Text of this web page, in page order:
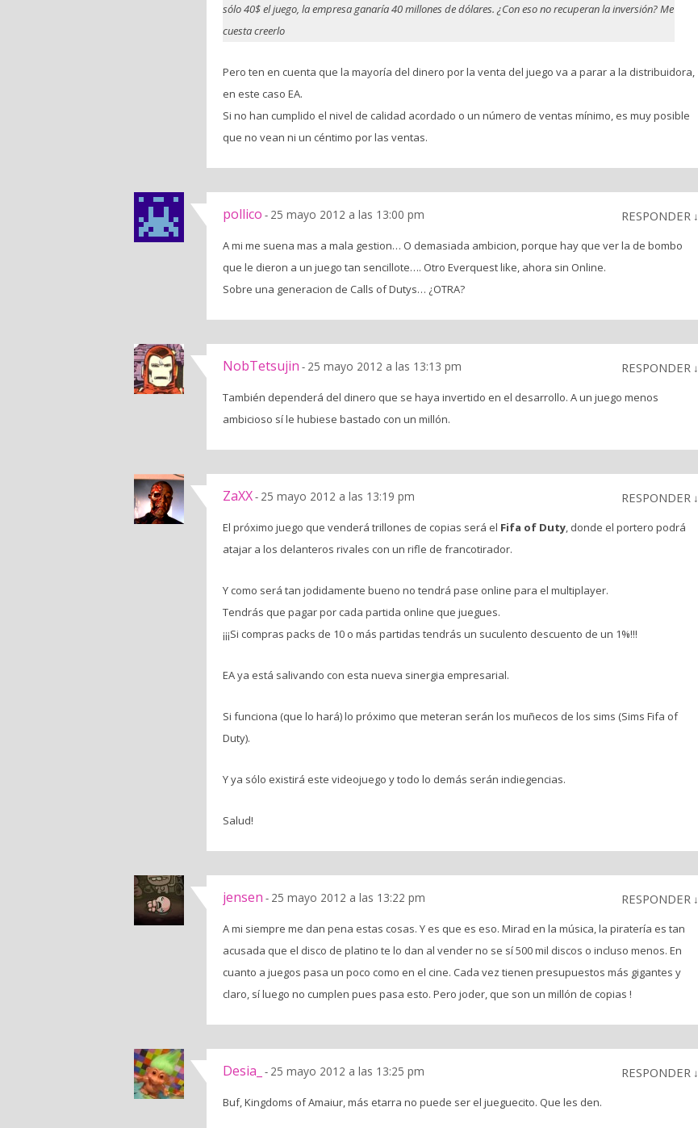
sólo 40$ el juego, la empresa ganaría 40 millones de dólares. ¿Con eso no recuperan la inversión? Me
cuesta creerlo
Pero ten en cuenta que la mayoría del dinero por la venta del juego va a parar a la distribuidora,
en este caso EA.
Si no han cumplido el nivel de calidad acordado o un número de ventas mínimo, es muy posible
que no vean ni un céntimo por las ventas.
pollico - 25 mayo 2012 a las 13:00 pm RESPONDER ↓
A mi me suena mas a mala gestion… O demasiada ambicion, porque hay que ver la de bombo
que le dieron a un juego tan sencillote…. Otro Everquest like, ahora sin Online.
Sobre una generacion de Calls of Dutys… ¿OTRA?
NobTetsujin - 25 mayo 2012 a las 13:13 pm RESPONDER ↓
También dependerá del dinero que se haya invertido en el desarrollo. A un juego menos
ambicioso sí le hubiese bastado con un millón.
ZaXX- 25 mayo 2012 a las 13:19 pm RESPONDER ↓
El próximo juego que venderá trillones de copias será el Fifa of Duty, donde el portero podrá
atajar a los delanteros rivales con un rifle de francotirador.
Y como será tan jodidamente bueno no tendrá pase online para el multiplayer.
Tendrás que pagar por cada partida online que juegues.
¡¡¡Si compras packs de 10 o más partidas tendrás un suculento descuento de un 1%!!!
EA ya está salivando con esta nueva sinergia empresarial.
Si funciona (que lo hará) lo próximo que meteran serán los muñecos de los sims (Sims Fifa of
Duty).
Y ya sólo existirá este videojuego y todo lo demás serán indiegencias.
Salud!
jensen - 25 mayo 2012 a las 13:22 pm RESPONDER ↓
A mi siempre me dan pena estas cosas. Y es que es eso. Mirad en la música, la piratería es tan
acusada que el disco de platino te lo dan al vender no se sí 500 mil discos o incluso menos. En
cuanto a juegos pasa un poco como en el cine. Cada vez tienen presupuestos más gigantes y
claro, sí luego no cumplen pues pasa esto. Pero joder, que son un millón de copias !
Desia_ - 25 mayo 2012 a las 13:25 pm RESPONDER ↓
Buf, Kingdoms of Amaiur, más etarra no puede ser el jueguecito. Que les den.